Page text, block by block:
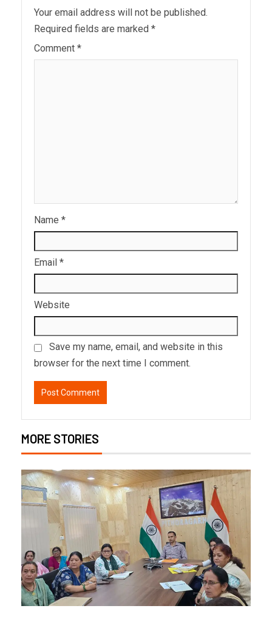
Your email address will not be published.
Required fields are marked *
Comment *
Name *
Email *
Website
Save my name, email, and website in this
browser for the next time I comment.
MORE STORIES